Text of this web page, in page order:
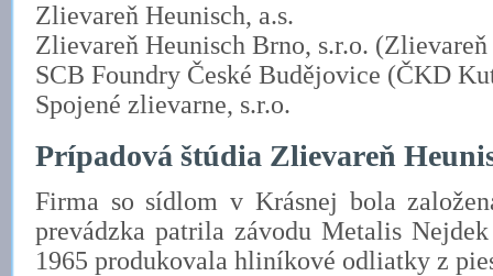
Zlievareň Heunisch, a.s.
Zlievareň Heunisch Brno, s.r.o.
SCB Foundry České Budějovice (ČKD
Spojené zlievarne, s.r.o.
Prípadová štúdia Zlievareň
Firma so sídlom v Krásnej bola
prevádzka patrila závodu Metalis
1965 produkovala hliníkové odliatky z